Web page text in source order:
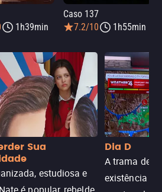
1h39min
Caso 137
7.2/10
1h55min
Sua
estudiosa e
Dia D
A trama de
existência